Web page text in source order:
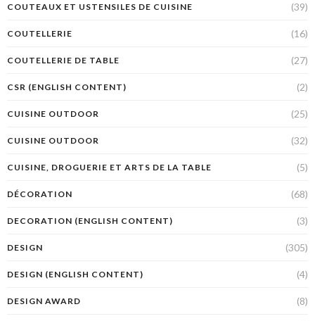
COUTEAUX ET USTENSILES DE CUISINE (39)
COUTELLERIE (16)
COUTELLERIE DE TABLE (27)
CSR (ENGLISH CONTENT) (2)
CUISINE OUTDOOR (25)
CUISINE OUTDOOR (32)
CUISINE, DROGUERIE ET ARTS DE LA TABLE (5)
DÉCORATION (68)
DECORATION (ENGLISH CONTENT) (3)
DESIGN (305)
DESIGN (ENGLISH CONTENT) (4)
DESIGN AWARD (8)